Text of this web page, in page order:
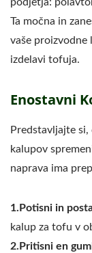
Ta močna in
vaše
izdelavi tofuja.
Enostavni
Predstavljajte
kalupov
naprava ima
1.Potisni in
kalup za tofu v
2.Pritisni en